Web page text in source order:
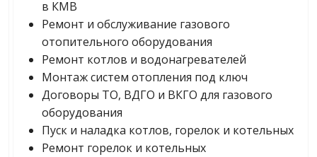
в КМВ
Ремонт и обслуживание газового
отопительного оборудования
Ремонт котлов и водонагревателей
Монтаж систем отопления под ключ
Договоры ТО, ВДГО и ВКГО для газового
оборудования
Пуск и наладка котлов, горелок и котельных
Ремонт горелок и котельных